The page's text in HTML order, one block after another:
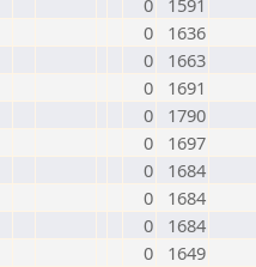
0
1591
0
1636
0
1663
0
1691
0
1790
0
1697
0
1684
0
1684
0
1684
0
1649